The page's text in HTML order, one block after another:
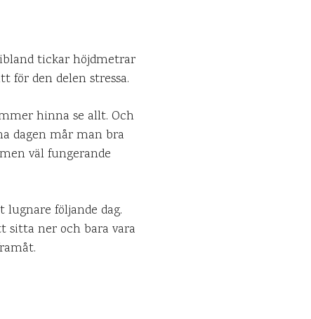
tickar höjdmetrar
för den delen stressa.
hinna se allt. Och
dagen mår man bra
väl fungerande
följande dag.
sitta ner och bara vara